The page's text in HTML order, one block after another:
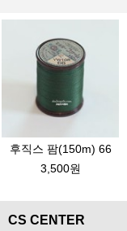
후직스 팜(150m) 66
3,500원
CS CENTER